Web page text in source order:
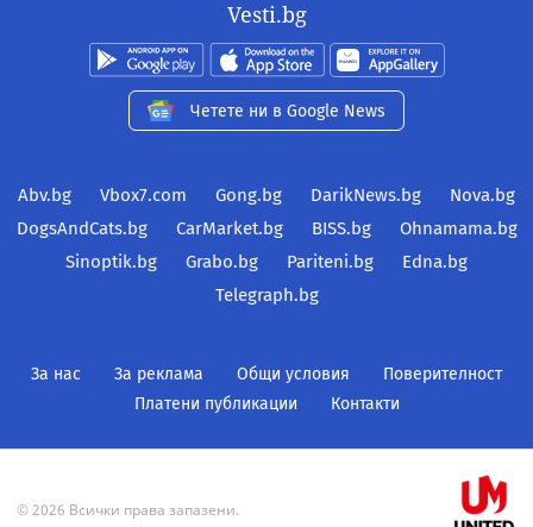
Vesti.bg
Четете ни в Google News
Abv.bg Vbox7.com Gong.bg DarikNews.bg
Nova.bg
DogsAndCats.bg
CarMarket.bg BISS.bg
Ohnamama.bg
Sinoptik.bg
Grabo.bg Pariteni.bg
Edna.bg
Telegraph.bg
За нас За реклама Общи условия
Поверителност
Платени публикации
Контакти
© 2026 Всички права запазени.